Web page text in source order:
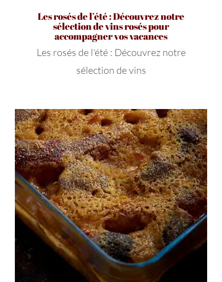
Les rosés de l’été : Découvrez notre
sélection de vins rosés pour
accompagner vos vacances
Les rosés de l'été : Découvrez notre
sélection de vins